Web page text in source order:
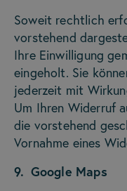
Soweit rechtlich
vorstehend
Ihre Einwilligung
eingeholt. Sie
jederzeit mit
Um Ihren Widerruf
die vorstehend
Vornahme eines
9. Google Maps